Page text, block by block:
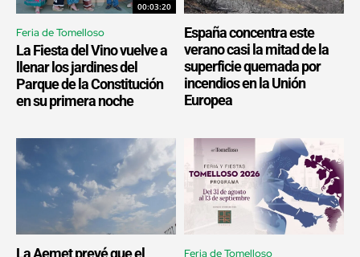
00:03:20
Feria de Tomelloso
La Fiesta del Vino vuelve a
llenar los jardines del
Parque de la Constitución
en su primera noche
España concentra este
verano casi la mitad de la
superficie quemada por
incendios en la Unión
Europea
La Aemet prevé que el
Feria de Tomelloso